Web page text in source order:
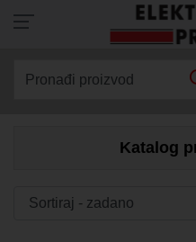
Pronađi proizvod
Katalog